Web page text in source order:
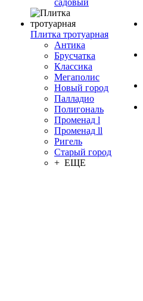
садовый
Плитка тротуарная
Антика
Брусчатка
Классика
Мегаполис
Новый город
Палладио
Полигональ
Променад l
Променад ll
Ригель
Старый город
+ ЕЩЕ